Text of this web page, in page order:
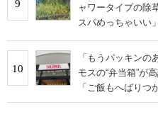
9
ャワータイプの除
スパめっちゃいい」
10
「もうパッキン
モスの“弁当箱”が
「ご飯もへばりつ